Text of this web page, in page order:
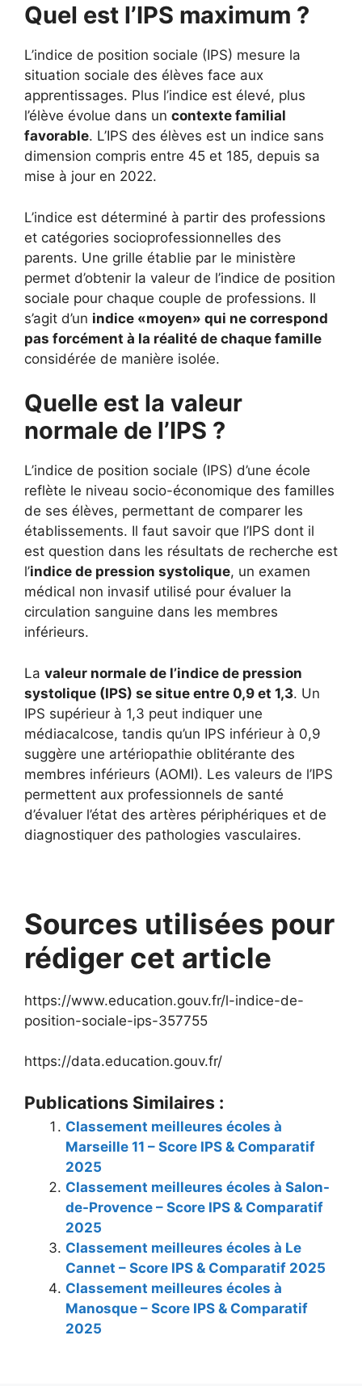
Quel est l’IPS maximum ?
L’indice de position sociale (IPS) mesure la
situation sociale des élèves face aux
apprentissages. Plus l’indice est élevé, plus
l’élève évolue dans un contexte familial
favorable. L’IPS des élèves est un indice sans
dimension compris entre 45 et 185, depuis sa
mise à jour en 2022.
L’indice est déterminé à partir des professions
et catégories socioprofessionnelles des
parents. Une grille établie par le ministère
permet d’obtenir la valeur de l’indice de position
sociale pour chaque couple de professions. Il
s’agit d’un indice «moyen» qui ne correspond
pas forcément à la réalité de chaque famille
considérée de manière isolée.
Quelle est la valeur
normale de l’IPS ?
L’indice de position sociale (IPS) d’une école
reflète le niveau socio-économique des familles
de ses élèves, permettant de comparer les
établissements. Il faut savoir que l’IPS dont il
est question dans les résultats de recherche est
l’indice de pression systolique, un examen
médical non invasif utilisé pour évaluer la
circulation sanguine dans les membres
inférieurs.
La valeur normale de l’indice de pression
systolique (IPS) se situe entre 0,9 et 1,3. Un
IPS supérieur à 1,3 peut indiquer une
médiacalcose, tandis qu’un IPS inférieur à 0,9
suggère une artériopathie oblitérante des
membres inférieurs (AOMI). Les valeurs de l’IPS
permettent aux professionnels de santé
d’évaluer l’état des artères périphériques et de
diagnostiquer des pathologies vasculaires.
Sources utilisées pour
rédiger cet article
https://www.education.gouv.fr/l-indice-de-
position-sociale-ips-357755
https://data.education.gouv.fr/
Publications Similaires :
Classement meilleures écoles à
Marseille 11 – Score IPS & Comparatif
2025
Classement meilleures écoles à Salon-
de-Provence – Score IPS & Comparatif
2025
Classement meilleures écoles à Le
Cannet – Score IPS & Comparatif 2025
Classement meilleures écoles à
Manosque – Score IPS & Comparatif
2025